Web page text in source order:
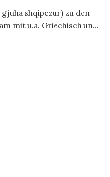
shqipezur) zu den
mit u.a. Griechisch un...